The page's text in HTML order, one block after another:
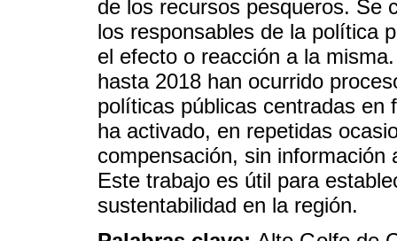
de los recursos pesqueros. Se
los responsables de la política
el efecto o reacción a la
hasta 2018 han ocurrido
políticas públicas centradas en
ha activado, en repetidas
compensación, sin
Este trabajo es útil para
sustentabilidad en la región.